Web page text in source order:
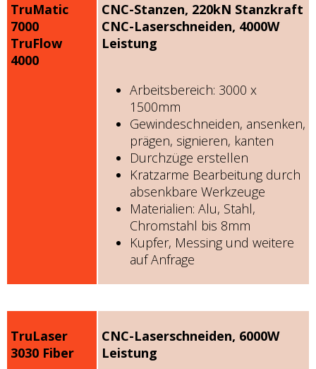
TruMatic
7000
TruFlow
4000
CNC-Stanzen, 220kN Stanzkraft
CNC-Laserschneiden, 4000W
Leistung
Arbeitsbereich: 3000 x
1500mm
Gewindeschneiden, ansenken,
prägen, signieren, kanten
Durchzüge erstellen
Kratzarme Bearbeitung durch
absenkbare Werkzeuge
Materialien: Alu, Stahl,
Chromstahl bis 8mm
Kupfer, Messing und weitere
auf Anfrage
TruLaser
3030 Fiber
CNC-Laserschneiden, 6000W
Leistung